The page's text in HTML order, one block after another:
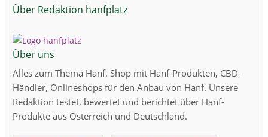
Über Redaktion hanfplatz
Über uns
Alles zum Thema Hanf. Shop mit Hanf-Produkten, CBD-
Händler, Onlineshops für den Anbau von Hanf. Unsere
Redaktion testet, bewertet und berichtet über Hanf-
Produkte aus Österreich und Deutschland.